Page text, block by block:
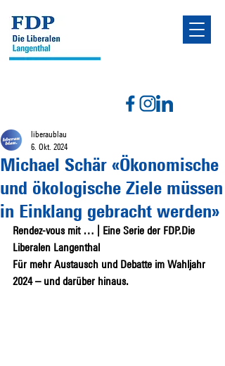
Michael Schär «Ökonomische
und ökologische Ziele müssen
in Einklang gebracht werden»
liberaublau
6. Okt. 2024
Rendez-vous mit … | Eine Serie der FDP.Die
Liberalen Langenthal
Für mehr Austausch und Debatte im Wahljahr
2024 – und darüber hinaus.